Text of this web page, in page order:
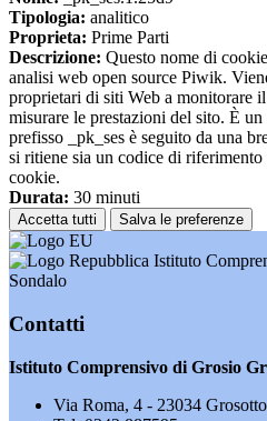
Tipologia: analitico
Proprieta: Prime Parti
Descrizione: Questo nome di
analisi web open source Piwik.
proprietari di siti Web a monitorare
misurare le prestazioni del sito. È
prefisso _pk_ses è seguito da una
si ritiene sia un codice di
cookie.
Durata: 30 minuti
Accetta tutti Salva le preferenze
Istituto
Sondalo
Contatti
Istituto Comprensivo di Grosio
Via Roma, 4 - 23034